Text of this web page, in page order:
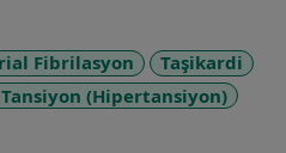
Fibrilasyon
Taşikardi
(Hipertansiyon)